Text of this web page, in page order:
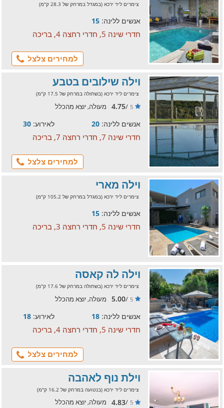
צימרים ליד ירכא (במגדל במרחק של 28.3 ק"מ)
אנשים ללינה: 15
חדרי שינה 5, חדרי רחצה 4, בריכה
למחירים צלצל
וילה שילובים בטבע
צימרים ליד ירכא (בשתולה במרחק של 17.5 ק"מ)
5
/
4.75 מעולה, יוצא מהכלל
אנשים ללינה: 20 לאירוע: 30
חדרי שינה 7, חדרי רחצה 7, בריכה
למחירים צלצל
וילה מארי
צימרים ליד ירכא (במגדל במרחק של 105.2 ק"מ)
אנשים ללינה: 15
חדרי שינה 5, חדרי רחצה 3, בריכה
וילה לה קאסה
צימרים ליד ירכא (בשתולה במרחק של 17.6 ק"מ)
5
/
5.00 מעולה, יוצא מהכלל
אנשים ללינה: 18 לאירוע: 18
חדרי שינה 5, חדרי רחצה 4, בריכה
למחירים צלצל
וילת נוף לאהבה
צימרים ליד ירכא (בנטועה במרחק של 16.2 ק"מ)
5
/
4.83 מעולה, יוצא מהכלל